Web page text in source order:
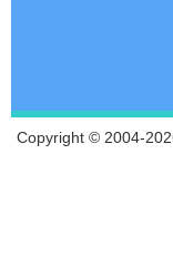
Copyright © 2004-